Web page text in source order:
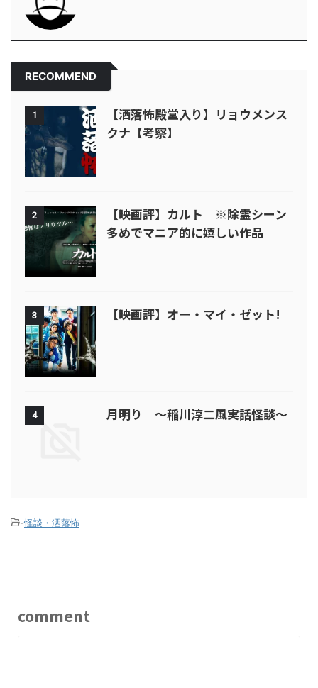
RECOMMEND
1
【洒落怖殿堂入り】リョウメンス
クナ【考察】
2
【映画評】カルト ※除霊シーン
多めでマニア的に嬉しい作品
3 【映画評】オー・マイ・ゼット!
4 月明り ～稲川淳二風実話怪談～
-怪談・洒落怖
comment